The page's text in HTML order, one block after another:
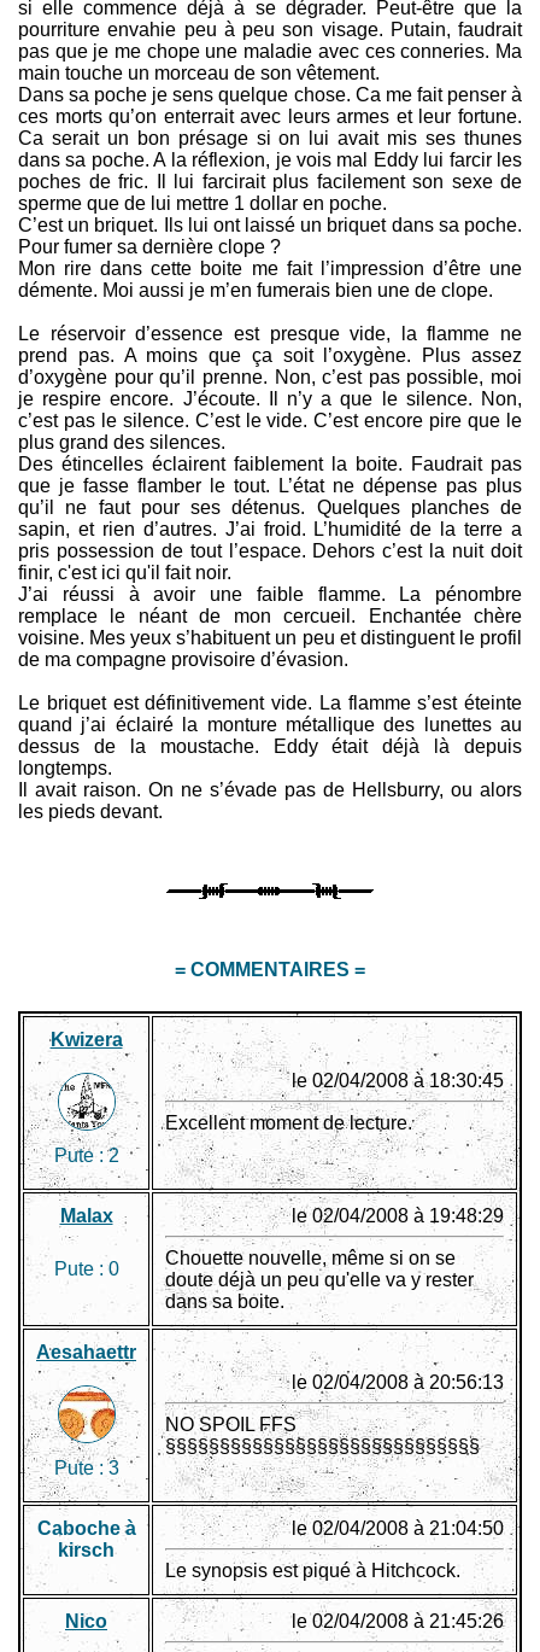
si elle commence déjà à se dégrader. Peut-être que la
pourriture envahie peu à peu son visage. Putain, faudrait
pas que je me chope une maladie avec ces conneries. Ma
main touche un morceau de son vêtement.
Dans sa poche je sens quelque chose. Ca me fait penser à
ces morts qu’on enterrait avec leurs armes et leur fortune.
Ca serait un bon présage si on lui avait mis ses thunes
dans sa poche. A la réflexion, je vois mal Eddy lui farcir les
poches de fric. Il lui farcirait plus facilement son sexe de
sperme que de lui mettre 1 dollar en poche.
C’est un briquet. Ils lui ont laissé un briquet dans sa poche.
Pour fumer sa dernière clope ?
Mon rire dans cette boite me fait l’impression d’être une
démente. Moi aussi je m’en fumerais bien une de clope.
Le réservoir d’essence est presque vide, la flamme ne
prend pas. A moins que ça soit l’oxygène. Plus assez
d’oxygène pour qu’il prenne. Non, c’est pas possible, moi
je respire encore. J’écoute. Il n’y a que le silence. Non,
c’est pas le silence. C’est le vide. C’est encore pire que le
plus grand des silences.
Des étincelles éclairent faiblement la boite. Faudrait pas
que je fasse flamber le tout. L’état ne dépense pas plus
qu’il ne faut pour ses détenus. Quelques planches de
sapin, et rien d’autres. J’ai froid. L’humidité de la terre a
pris possession de tout l’espace. Dehors c’est la nuit doit
finir, c'est ici qu'il fait noir.
J’ai réussi à avoir une faible flamme. La pénombre
remplace le néant de mon cercueil. Enchantée chère
voisine. Mes yeux s’habituent un peu et distinguent le profil
de ma compagne provisoire d’évasion.
Le briquet est définitivement vide. La flamme s’est éteinte
quand j’ai éclairé la monture métallique des lunettes au
dessus de la moustache. Eddy était déjà là depuis
longtemps.
Il avait raison. On ne s’évade pas de Hellsburry, ou alors
les pieds devant.
= COMMENTAIRES =
Kwizera
Pute :2
le 02/04/2008 à 18:30:45
Excellent moment de lecture.
Malax
Pute : 0
le 02/04/2008 à 19:48:29
Chouette nouvelle, même si on se
doute déjà un peu qu'elle va y rester
dans sa boite.
Aesahaettr
Pute :3
le 02/04/2008 à 20:56:13
NO SPOIL FFS
§§§§§§§§§§§§§§§§§§§§§§§§§§§§§
Caboche à
kirsch
le 02/04/2008 à 21:04:50
Le synopsis est piqué à Hitchcock.
Nico le 02/04/2008 à 21:45:26